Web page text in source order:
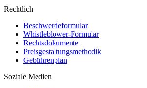
Rechtlich
Beschwerdeformular
Whistleblower-Formular
Rechtsdokumente
Preisgestaltungsmethodik
Gebührenplan
Soziale Medien